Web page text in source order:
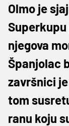
Olmo je
njegova
Španjolac
završnici
tom
ranu koju